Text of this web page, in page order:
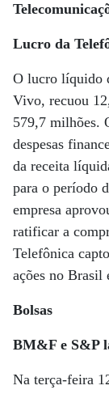
Lucro da
O lucro líquido
Vivo, recuou
579,7 milhões.
despesas
da receita
para o período
empresa
ratificar a
Telefônica
ações no Brasil
Bolsas
BM&F e S&P
Na terça-feira